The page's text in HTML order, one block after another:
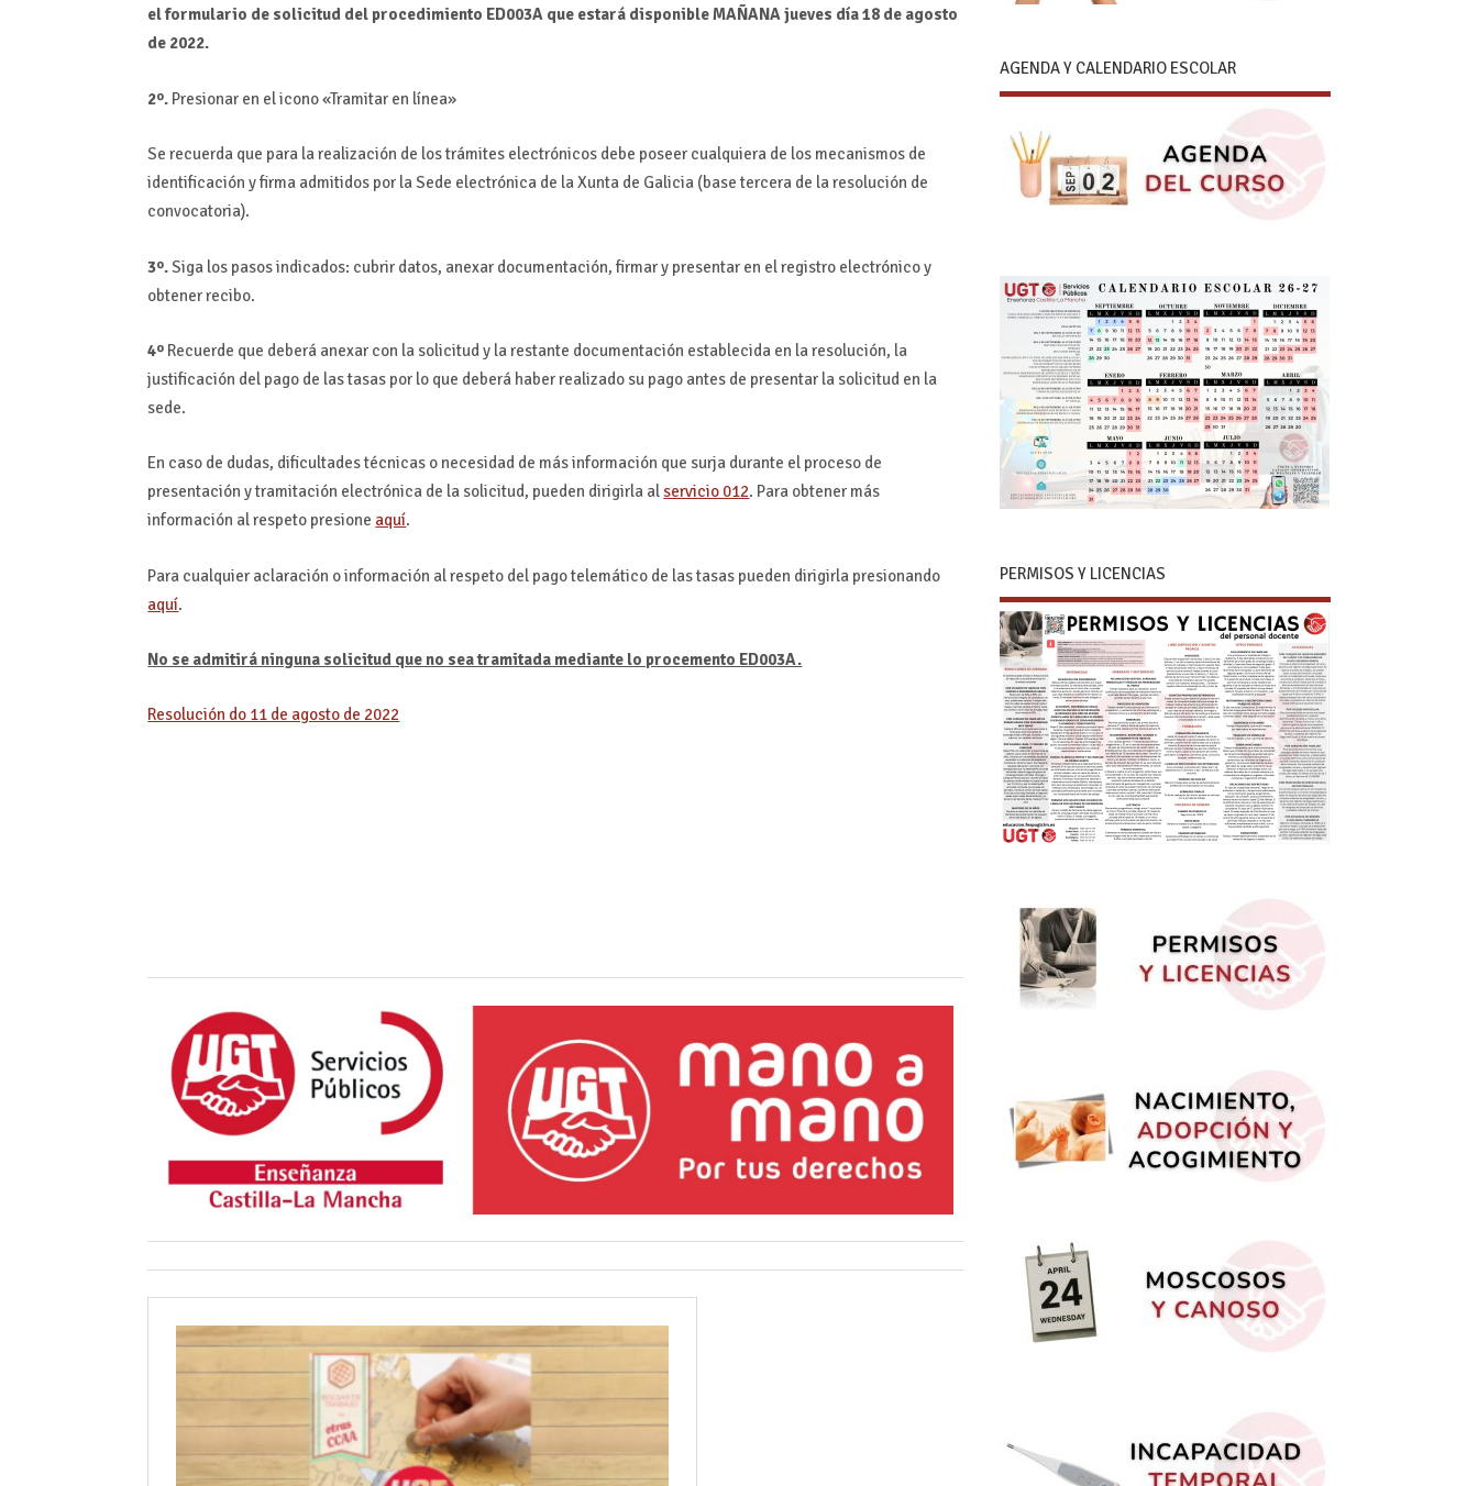
el formulario de solicitud del procedimiento ED003A que estará disponible MAÑANA jueves día 18 de agosto
de 2022.
2º. Presionar en el icono «Tramitar en línea»
Se recuerda que para la realización de los trámites electrónicos debe poseer cualquiera de los mecanismos de
identificación y firma admitidos por la Sede electrónica de la Xunta de Galicia (base tercera de la resolución de
convocatoria).
3º.Siga los pasos indicados: cubrir datos, anexar documentación, firmar y presentar en el registro electrónico y
obtener recibo.
4º Recuerde que deberá anexar con la solicitud y la restante documentación establecida en la resolución, la
justificación del pago de las tasas por lo que deberá haber realizado su pago antes de presentar la solicitud en la
sede.
En caso de dudas, dificultades técnicas o necesidad de más información que surja durante el proceso de
presentación y tramitación electrónica de la solicitud, pueden dirigirla al servicio 012. Para obtener más
información al respeto presione aquí.
Para cualquier aclaración o información al respeto del pago telemático de las tasas pueden dirigirla presionando
aquí.
No se admitirá ninguna solicitud que no sea tramitada mediante lo procemento ED003A.
Resolución do 11 de agosto de 2022
AGENDA Y CALENDARIO ESCOLAR
PERMISOS Y LICENCIAS